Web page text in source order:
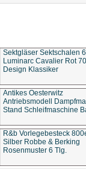
Sektgläser Sektschalen
Luminarc Cavalier Rot
Design Klassiker
Antikes Oesterwitz
Antriebsmodell
Stand Schleifmaschine
R&b Vorlegebesteck
Silber Robbe & Berking
Rosenmuster 6 Tlg.